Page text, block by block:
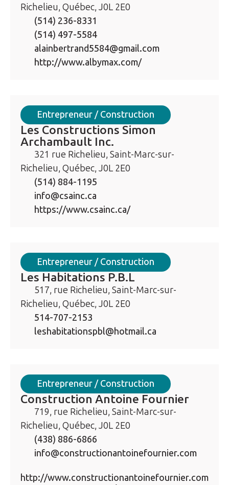
Richelieu, Québec, J0L 2E0
(514) 236-8331
(514) 497-5584
alainbertrand5584@gmail.com
http://www.albymax.com/
Entrepreneur / Construction
Les Constructions Simon
Archambault Inc.
321 rue Richelieu, Saint-Marc-sur-
Richelieu, Québec, J0L 2E0
(514) 884-1195
info@csainc.ca
https://www.csainc.ca/
Entrepreneur / Construction
Les Habitations P.B.L
517, rue Richelieu, Saint-Marc-sur-
Richelieu, Québec, J0L 2E0
514-707-2153
leshabitationspbl@hotmail.ca
Entrepreneur / Construction
Construction Antoine Fournier
719, rue Richelieu, Saint-Marc-sur-
Richelieu, Québec, J0L 2E0
(438) 886-6866
info@constructionantoinefournier.com
http://www.constructionantoinefournier.com